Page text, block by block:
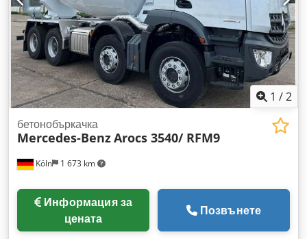
инсталации, транспортни лентови системи, челюстни
трошачки и мобилни трошачни инсталации. Със своите
високи стандарти на качество, иновативен производствен
подход и ориентирани към
1 /2
Köln 1 673 km
бетонобъркачка
Mercedes-BenzArocs 3540/ RFM9
Информация за
цената
Позвънете